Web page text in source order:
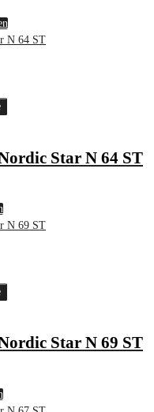
Star N 64 ST
Star N 69 ST